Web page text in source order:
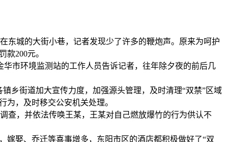
东城的大街小巷，记者发现少了许多的鞭炮声。原来为呵护
200元。
市环境监测站的工作人员告诉记者，往年除夕夜的前后几
街道加大宣传力度，加强源头管理，及时清理“双禁”区域
为，及时移交公安机关处理。
，并依法传唤王某，王某对自己燃放爆竹的行为供认不
娶、乔迁等喜事增多，东阳市区的酒店都积极做好了“双